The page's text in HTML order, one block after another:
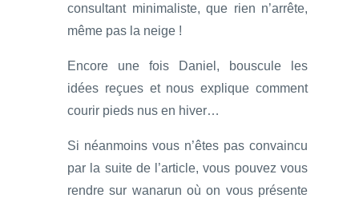
consultant minimaliste, que rien n’arrête,
même pas la neige !
Encore une fois Daniel, bouscule les
idées reçues et nous explique comment
courir pieds nus en hiver…
Si néanmoins vous n’êtes pas convaincu
par la suite de l’article, vous pouvez vous
rendre sur wanarun où on vous présente